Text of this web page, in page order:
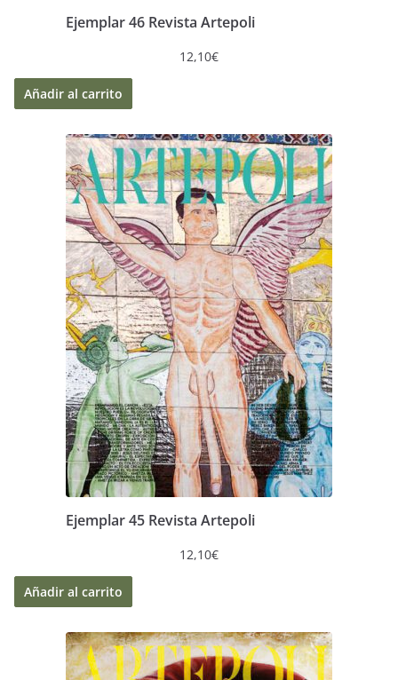
Ejemplar 46 Revista Artepoli
12,10€
Añadir al carrito
Ejemplar 45 Revista Artepoli
12,10€
Añadir al carrito